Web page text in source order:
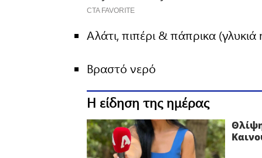
Αλάτι, πιπέρι & πάπρικα (γλυκιά
Βραστό νερό
Η είδηση της ημέρας